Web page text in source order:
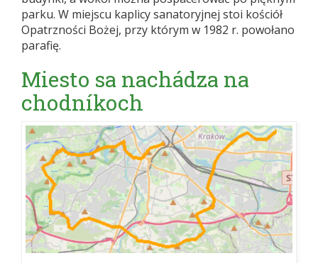
parku. W miejscu kaplicy sanatoryjnej stoi kościół
Opatrzności Bożej, przy którym w 1982 r. powołano
parafię.
Miesto sa nachádza na
chodníkoch